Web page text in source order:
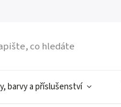
barvy a příslušenství